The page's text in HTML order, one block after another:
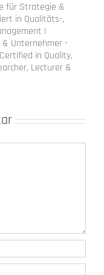
für Strategie &
in Qualitäts-,
|
Unternehmer -
in Quality,
Lecturer &